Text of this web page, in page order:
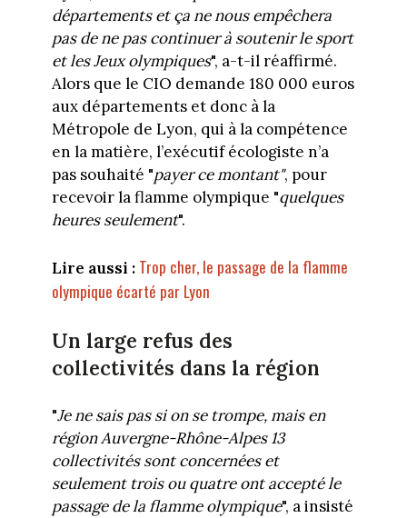
départements et ça ne nous empêchera
pas de ne pas continuer à soutenir le sport
et les Jeux olympiques", a-t-il réaffirmé.
Alors que le CIO demande 180 000 euros
aux départements et donc à la
Métropole de Lyon, qui à la compétence
en la matière, l’exécutif écologiste n’a
pas souhaité "payer ce montant", pour
recevoir la flamme olympique "quelques
heures seulement".
Lire aussi : Trop cher, le passage de la flamme
olympique écarté par Lyon
Un large refus des
collectivités dans la région
"Je ne sais pas si on se trompe, mais en
région Auvergne-Rhône-Alpes 13
collectivités sont concernées et
seulement trois ou quatre ont accepté le
passage de la flamme olympique", a insisté